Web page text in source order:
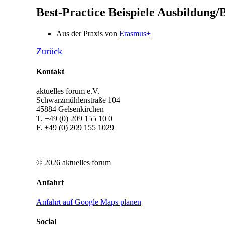
Best-Practice Beispiele
Aus der Praxis von Erasmus+
Zurück
Kontakt
aktuelles forum e.V.
Schwarzmühlenstraße 104
45884 Gelsenkirchen
T. +49 (0) 209 155 10 0
F. +49 (0) 209 155 1029
© 2026 aktuelles forum
Anfahrt
Anfahrt auf Google Maps planen
Social